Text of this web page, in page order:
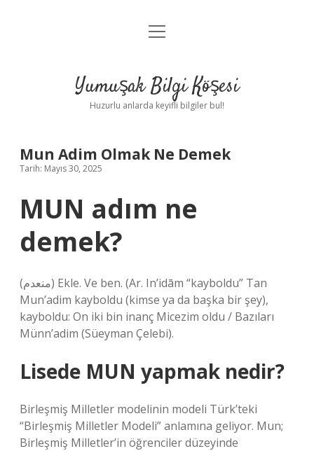
Anasayfa
Yasal Uyarı
menüyü
Yumuşak Bilgi Köşesi
Huzurlu anlarda keyifli bilgiler bul!
Mun Adim Olmak Ne Demek
Tarih: Mayıs 30, 2025
MUN adım ne
demek?
(ﻣﻨﻌﺪﻡ) Ekle. Ve ben. (Ar. In’idām “kayboldu” Tan
Mun’adim kayboldu (kimse ya da başka bir şey),
kayboldu: On iki bin inanç Micezim oldu / Bazıları
Münn’adim (Süeyman Çelebi).
Lisede MUN yapmak nedir?
Birleşmiş Milletler modelinin modeli Türk’teki
“Birleşmiş Milletler Modeli” anlamına geliyor. Mun;
Birleşmiş Milletler’in öğrenciler düzeyinde